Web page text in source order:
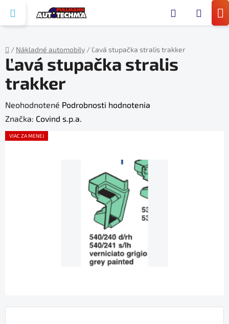
obsah
Domov
/ Nákladné automobily / Ľavá stupačka stralis trakker
Ľavá stupačka stralis
trakker
Priemerné
hodnotenie
produktu
Neohodnotené Podrobnosti hodnotenia
Značka: Covind s.p.a.
VIAC ZA MENEJ